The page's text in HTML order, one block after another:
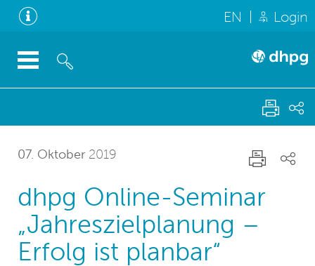
EN Login
07. Oktober 2019
dhpg Online-Seminar
„Jahreszielplanung –
Erfolg ist planbar“